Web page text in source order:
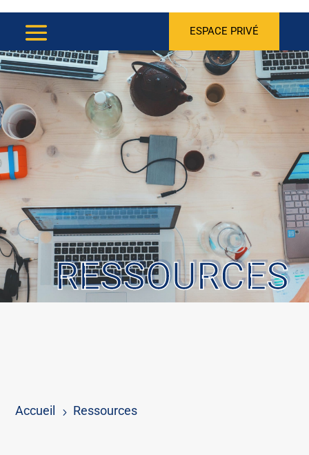
ESPACE PRIVÉ
RESSOURCES
Accueil 5 Ressources